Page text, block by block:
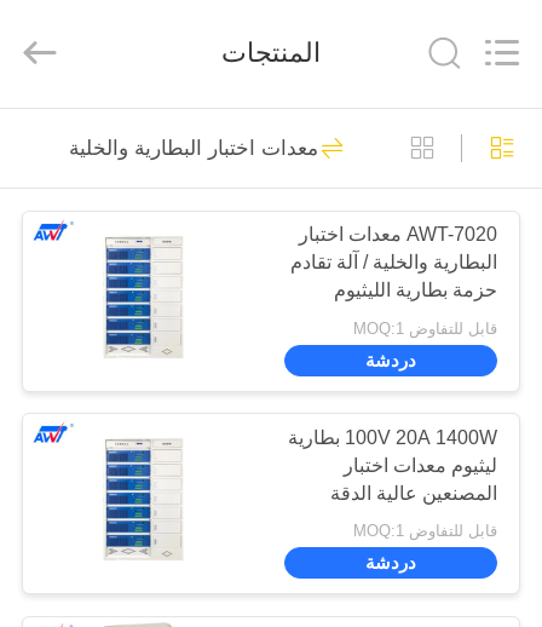
بيت
منتجات
معلومات
جولة
في
المصنع
ضبط
الجودة
Intelligent
Equipment
Co.,Ltd.
Reserved.
لحام بقعة بطارية
الليثيوم
18650 بطارية بقعة
لحام
14
المنتجات
معدات اختبار البطارية والخلية
AWT-7020 معدات اختبار
البطارية والخلية / آلة تقادم
حزمة بطارية الليثيوم
100V 20A
قابل للتفاوض MOQ:1
دردشة
100V 20A 1400W بطارية
ليثيوم معدات اختبار
المصنعين عالية الدقة
معايرة
قابل للتفاوض MOQ:1
دردشة